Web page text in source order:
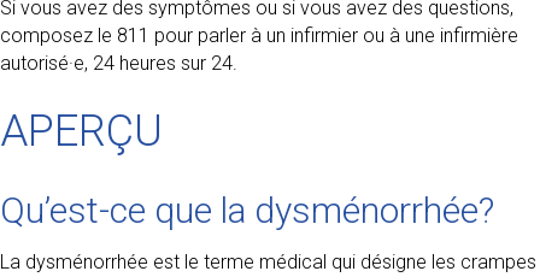
Si vous avez des symptômes ou si vous avez des questions,
composez le 811 pour parler à un infirmier ou à une infirmière
autorisé·e, 24 heures sur 24.
APERÇU
Qu’est-ce que la dysménorrhée?
La dysménorrhée est le terme médical qui désigne les crampes